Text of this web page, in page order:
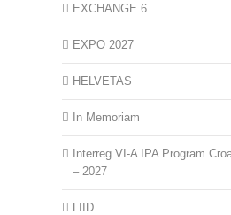
EXCHANGE 6
EXPO 2027
HELVETAS
In Memoriam
Interreg VI-A IPA Program
– 2027
LIID